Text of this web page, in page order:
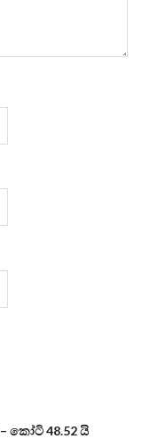
කෝටි 48.52 යි